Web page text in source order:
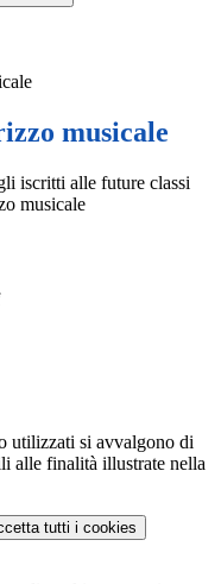
musicale
iscritti alle future classi
musicale
utilizzati si avvalgono di
alle finalità illustrate nella
tutti i cookies